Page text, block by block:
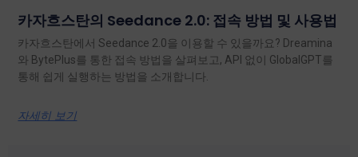
카자흐스탄의 Seedance 2.0: 접속 방법 및 사용법
카자흐스탄에서 Seedance 2.0을 이용할 수 있을까요? Dreamina
와 BytePlus를 통한 접속 방법을 살펴보고, API 없이 GlobalGPT를
통해 쉽게 실행하는 방법을 소개합니다.
자세히 보기